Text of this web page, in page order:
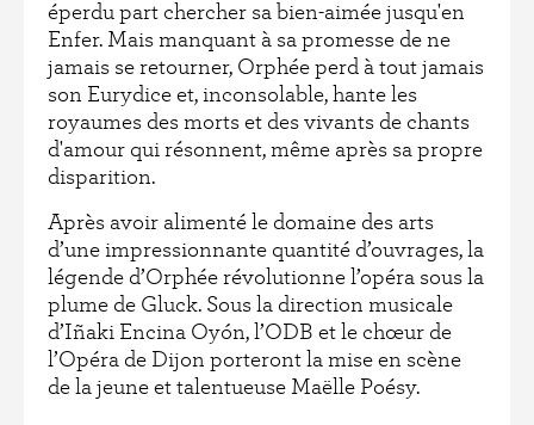
éperdu part chercher sa bien-aimée jusqu'en
Enfer. Mais manquant à sa promesse de ne
jamais se retourner, Orphée perd à tout jamais
son Eurydice et, inconsolable, hante les
royaumes des morts et des vivants de chants
d'amour qui résonnent, même après sa propre
disparition.
Après avoir alimenté le domaine des arts
d’une impressionnante quantité d’ouvrages, la
légende d’Orphée révolutionne l’opéra sous la
plume de Gluck. Sous la direction musicale
d’Iñaki Encina Oyón, l’ODB et le chœur de
l’Opéra de Dijon porteront la mise en scène
de la jeune et talentueuse Maëlle Poésy.